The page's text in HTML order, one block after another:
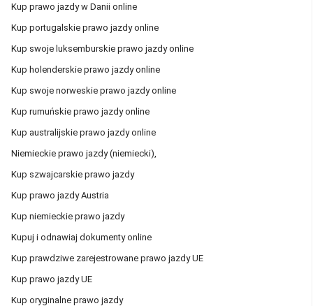
Kup prawo jazdy w Danii online
Kup portugalskie prawo jazdy online
Kup swoje luksemburskie prawo jazdy online
Kup holenderskie prawo jazdy online
Kup swoje norweskie prawo jazdy online
Kup rumuńskie prawo jazdy online
Kup australijskie prawo jazdy online
Niemieckie prawo jazdy (niemiecki),
Kup szwajcarskie prawo jazdy
Kup prawo jazdy Austria
Kup niemieckie prawo jazdy
Kupuj i odnawiaj dokumenty online
Kup prawdziwe zarejestrowane prawo jazdy UE
Kup prawo jazdy UE
Kup oryginalne prawo jazdy